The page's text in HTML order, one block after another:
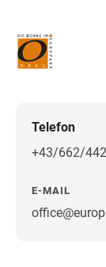
Telefon
+43/662/
E-MAIL